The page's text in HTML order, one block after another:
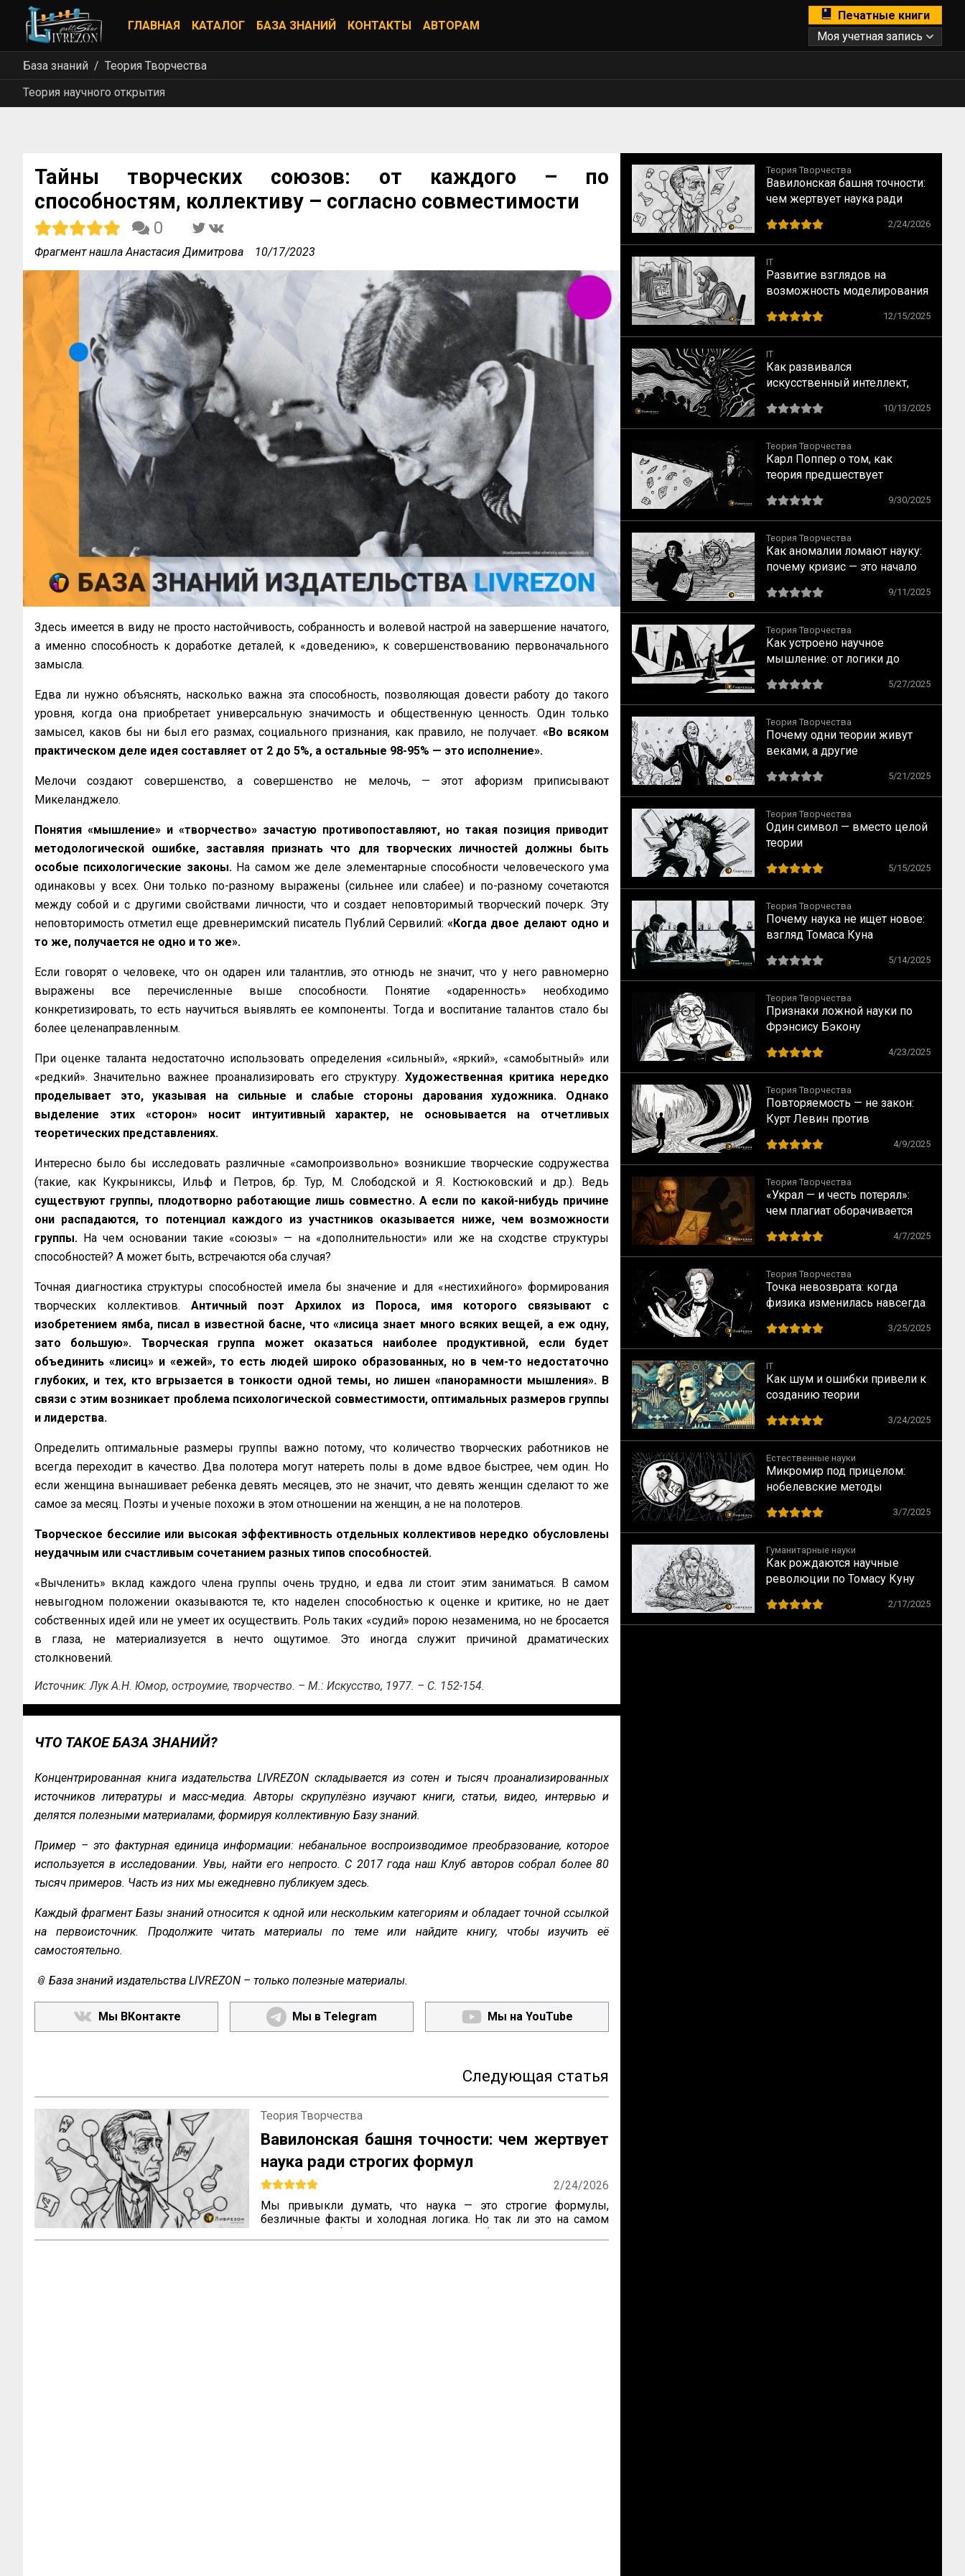
ГЛАВНАЯ КАТАЛОГ БАЗА ЗНАНИЙ КОНТАКТЫ АВТОРАМ
Печатные книги
Моя учетная запись
База знаний
Теория Творчества
Теория научного открытия
Тайны творческих союзов: от каждого – по
способностям, коллективу – согласно совместимости
0
Фрагмент нашла Анастасия Димитрова 10/17/2023
Здесь имеется в виду не просто настойчивость, собранность и волевой настрой на завершение начатого,
а именно способность к доработке деталей, к «доведению», к совершенствованию первоначального
замысла.
Едва ли нужно объяснять, насколько важна эта способность, позволяющая довести работу до такого
уровня, когда она приобретает универсальную значимость и общественную ценность. Один только
замысел, каков бы ни был его размах, социального признания, как правило, не получает. «Во всяком
практическом деле идея составляет от 2 до 5%, а остальные 98-95% — это исполнение».
Мелочи создают совершенство, а совершенство не мелочь, — этот афоризм приписывают
Микеланджело.
Понятия «мышление» и «творчество» зачастую противопоставляют, но такая позиция приводит
методологической ошибке, заставляя признать что для творческих личностей должны быть
особые психологические законы. На самом же деле элементарные способности человеческого ума
одинаковы у всех. Они только по-разному выражены (сильнее или слабее) и по-разному сочетаются
между собой и с другими свойствами личности, что и создает неповторимый творческий почерк. Эту
неповторимость отметил еще древнеримский писатель Публий Сервилий:«Когда двое делают одно и
то же, получается не одно и то же».
Если говорят о человеке, что он одарен или талантлив, это отнюдь не значит, что у него равномерно
выражены все перечисленные выше способности. Понятие «одаренность» необходимо
конкретизировать, то есть научиться выявлять ее компоненты. Тогда и воспитание талантов стало бы
более целенаправленным.
При оценке таланта недостаточно использовать определения «сильный», «яркий», «самобытный» или
«редкий». Значительно важнее проанализировать его структуру.Художественная критика нередко
проделывает это, указывая на сильные и слабые стороны дарования художника. Однако
выделение этих «сторон» носит интуитивный характер, не основывается на отчетливых
теоретических представлениях.
Интересно было бы исследовать различные «самопроизвольно» возникшие творческие содружества
(такие, как Кукрыниксы, Ильф и Петров, бр. Тур, М. Слободской и Я. Костюковский и др.). Ведь
существуют группы, плодотворно работающие лишь совместно. А если по какой-нибудь причине
они распадаются, то потенциал каждого из участников оказывается ниже, чем возможности
группы. На чем основании такие «союзы» — на «дополнительности» или же на сходстве структуры
способностей? А может быть, встречаются оба случая?
Точная диагностика структуры способностей имела бы значение и для «нестихийного» формирования
творческих коллективов. Античный поэт Архилох из Пороса, имя которого связывают с
изобретением ямба, писал в известной басне, что «лисица знает много всяких вещей, а еж одну,
зато большую». Творческая группа может оказаться наиболее продуктивной, если будет
объединить «лисиц» и «ежей», то есть людей широко образованных, но в чем-то недостаточно
глубоких, и тех, кто вгрызается в тонкости одной темы, но лишен «панорамности мышления». В
связи с этим возникает проблема психологической совместимости, оптимальных размеров группы
и лидерства.
Определить оптимальные размеры группы важно потому, что количество творческих работников не
всегда переходит в качество. Два полотера могут натереть полы в доме вдвое быстрее, чем один. Но
если женщина вынашивает ребенка девять месяцев, это не значит, что девять женщин сделают то же
самое за месяц. Поэты и ученые похожи в этом отношении на женщин, а не на полотеров.
Творческое бессилие или высокая эффективность отдельных коллективов нередко обусловлены
неудачным или счастливым сочетанием разных типов способностей.
«Вычленить» вклад каждого члена группы очень трудно, и едва ли стоит этим заниматься. В самом
невыгодном положении оказываются те, кто наделен способностью к оценке и критике, но не дает
собственных идей или не умеет их осуществить. Роль таких «судий» порою незаменима, но не бросается
в глаза, не материализуется в нечто ощутимое. Это иногда служит причиной драматических
столкновений.
Источник: Лук А.Н. Юмор, остроумие, творчество. – М.: Искусство, 1977. – С. 152-154.
ЧТО ТАКОЕ БАЗА ЗНАНИЙ?
Концентрированная книга издательства LIVREZON складывается из сотен и тысяч проанализированных
источников литературы и масс-медиа. Авторы скрупулёзно изучают книги, статьи, видео, интервью и
делятся полезными материалами, формируя коллективную Базу знаний.
Пример – это фактурная единица информации: небанальное воспроизводимое преобразование, которое
используется в исследовании. Увы, найти его непросто. С 2017 года наш Клуб авторов собрал более 80
тысяч примеров. Часть из них мы ежедневно публикуем здесь.
Каждый фрагмент Базы знаний относится к одной или нескольким категориям и обладает точной ссылкой
на первоисточник. Продолжите читать материалы по теме или найдите книгу, чтобы изучить её
самостоятельно.
📎 База знаний издательства LIVREZON – только полезные материалы.
Мы ВКонтакте Мы в Telegram Мы на YouTube
Следующая статья
Теория Творчества
Вавилонская башня точности: чем жертвует
наука ради строгих формул
2/24/2026
Мы привыкли думать, что наука — это строгие формулы,
безличные факты и холодная логика. Но так ли это на самом
деле? Философ и химик Михаил Полани (чей труд «Личностное
Теория Творчества
Вавилонская башня точности:
чем жертвует наука ради
2/24/2026
IT
Развитие взглядов на
возможность моделирования
Платона до наших дней12/15/2025
IT
Как развивался
искусственный интеллект,
смоделировать человека как
формальное устройство
10/13/2025
Теория Творчества
Карл Поппер о том, как
теория предшествует
9/30/2025
Теория Творчества
Как аномалии ломают науку:
почему кризис — это начало
9/11/2025
Теория Творчества
Как устроено научное
мышление: от логики до
5/27/2025
Теория Творчества
Почему одни теории живут
веками, а другие
домик? Критерии научной
истины
5/21/2025
Теория Творчества
Один символ — вместо целой
теории
5/15/2025
Теория Творчества
Почему наука не ищет новое:
взгляд Томаса Куна
5/14/2025
Теория Творчества
Признаки ложной науки по
Фрэнсису Бэкону
4/23/2025
Теория Творчества
Повторяемость — не закон:
Курт Левин против
4/9/2025
Теория Творчества
«Украл — и честь потерял»:
чем плагиат оборачивается
4/7/2025
Теория Творчества
Точка невозврата: когда
физика изменилась навсегда
3/25/2025
IT
Как шум и ошибки привели к
созданию теории
Шеннона
3/24/2025
Естественные науки
Микромир под прицелом:
нобелевские методы
изучения не виден
3/7/2025
Гуманитарные науки
Как рождаются научные
революции по Томасу Куну
2/17/2025